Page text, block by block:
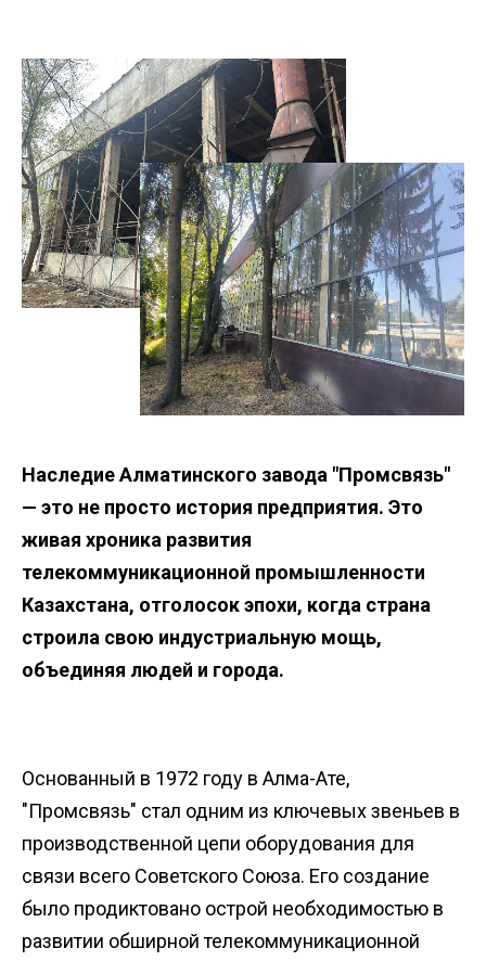
Наследие Алматинского завода "Промсвязь"
— это не просто история предприятия. Это
живая хроника развития
телекоммуникационной промышленности
Казахстана, отголосок эпохи, когда страна
строила свою индустриальную мощь,
объединяя людей и города.
Основанный в 1972 году в Алма-Ате,
"Промсвязь" стал одним из ключевых звеньев в
производственной цепи оборудования для
связи всего Советского Союза. Его создание
было продиктовано острой необходимостью в
развитии обширной телекоммуникационной